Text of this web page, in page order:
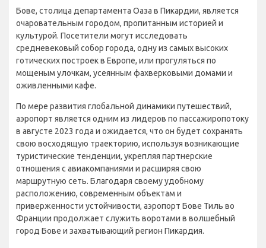
Бове, столица департамента Оаза в Пикардии, является
очаровательным городом, пропитанным историей и
культурой. Посетители могут исследовать
средневековый собор города, одну из самых высоких
готических построек в Европе, или прогуляться по
мощеным улочкам, усеянным фахверковыми домами и
оживленными кафе.
По мере развития глобальной динамики путешествий,
аэропорт является одним из лидеров по пассажиропотоку
в августе 2023 года и ожидается, что он будет сохранять
свою восходящую траекторию, используя возникающие
туристические тенденции, укрепляя партнерские
отношения с авиакомпаниями и расширяя свою
маршрутную сеть. Благодаря своему удобному
расположению, современным объектам и
приверженности устойчивости, аэропорт Бове Тиль во
Франции продолжает служить воротами в волшебный
город Бове и захватывающий регион Пикардия.